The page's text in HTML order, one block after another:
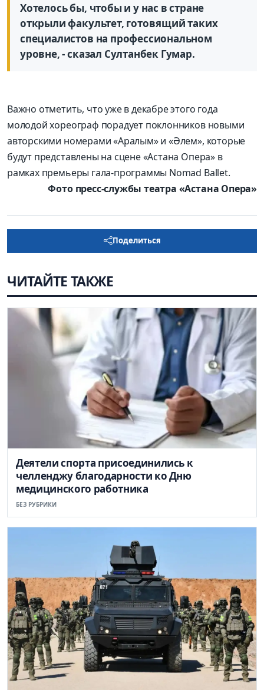
Хотелось бы, чтобы и у нас в стране
открыли факультет, готовящий таких
специалистов на профессиональном
уровне, - сказал Султанбек Гумар.
Важно отметить, что уже в декабре этого года
молодой хореограф порадует поклонников новыми
авторскими номерами «Аралым» и «Әлем», которые
будут представлены на сцене «Астана Опера» в
рамках премьеры гала-программы Nomad Ballet.
Фото пресс-службытеатра «Астана Опера»
Поделиться
ЧИТАЙТЕ ТАКЖЕ
Деятели спорта присоединились к
челленджу благодарности ко Дню
медицинского работника
БЕЗ РУБРИКИ